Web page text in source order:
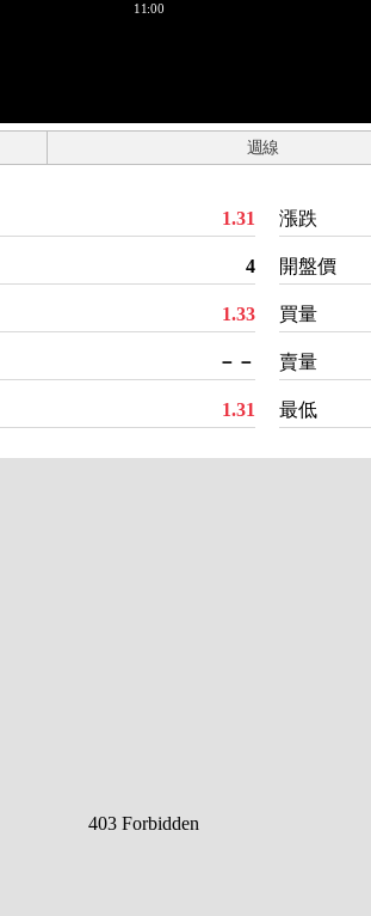
週線
1.31
4
1.33
－－
1.31
漲跌
開盤價
買量
賣量
最低